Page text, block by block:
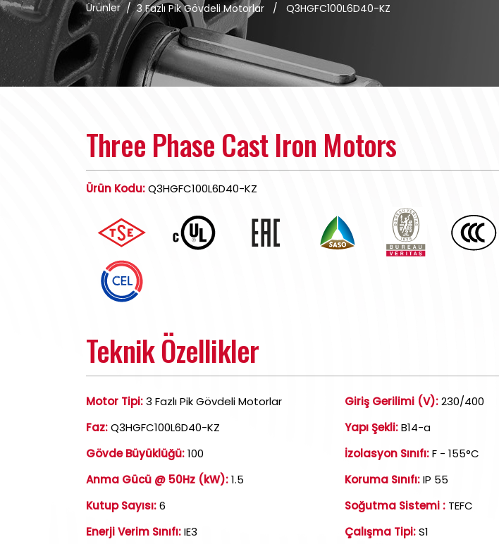
Ürünler/3 Fazlı Pik Gövdeli Motorlar / Q3HGFC100L6D40-KZ
Three Phase Cast Iron Motors
Ürün Kodu:Q3HGFC100L6D40-KZ
Teknik Özellikler
Motor Tipi:3 Fazlı Pik Gövdeli Motorlar
Faz:Q3HGFC100L6D40-KZ
Gövde Büyüklüğü:100
Anma Gücü @ 50Hz (kW):1.5
Kutup Sayısı:6
Enerji Verim Sınıfı:IE3
Giriş Gerilimi (V):230/400
Yapı Şekli:B14-a
İzolasyon Sınıfı:F - 155°C
Koruma Sınıfı:IP 55
Soğutma Sistemi :TEFC
Çalışma Tipi:S1